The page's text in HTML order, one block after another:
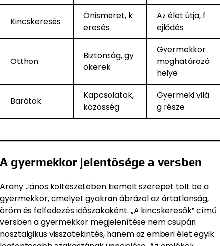
Kincskeresés
Önismeret, k
eresés
Az élet útja, f
ejlődés
Otthon
Biztonság, gy
ökerek
Gyermekkor
meghatározó
helye
Barátok
Kapcsolatok,
közösség
Gyermeki vilá
g része
A gyermekkor jelentősége a versben
Arany János költészetében kiemelt szerepet tölt be a
gyermekkor, amelyet gyakran ábrázol az ártatlanság,
öröm és felfedezés időszakaként. „A kincskeresők” című
versben a gyermekkor megjelenítése nem csupán
nosztalgikus visszatekintés, hanem az emberi élet egyik